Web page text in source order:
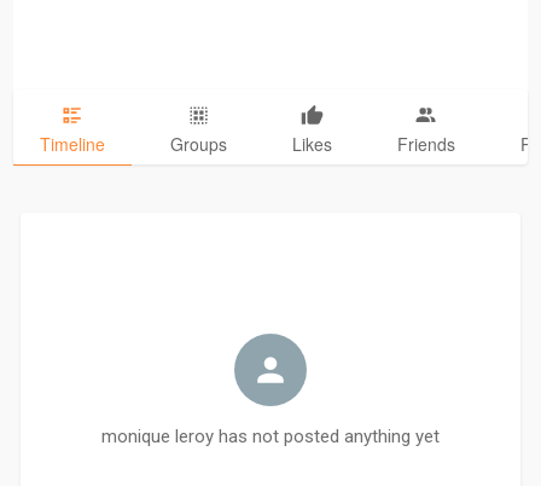
Timeline Groups Likes Friends
monique leroy has not posted anything yet